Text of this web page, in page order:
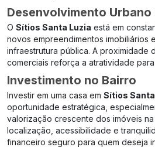
Desenvolvimento
O Sítios Santa Luzia está em
novos empreendimentos imobiliários
infraestrutura pública. A proximidade
comerciais reforça a atratividade
Investimento no Bairro
Investir em uma casa em Sítios
oportunidade estratégica,
valorização crescente dos imóveis
localização, acessibilidade e
financeiro seguro para quem deseja